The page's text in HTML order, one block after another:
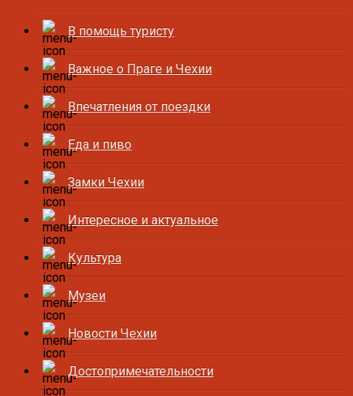
В помощь туристу
Важное о Праге и Чехии
Впечатления от поездки
Еда и пиво
Замки Чехии
Интересное и актуальное
Культура
Музеи
Новости Чехии
Достопримечательности